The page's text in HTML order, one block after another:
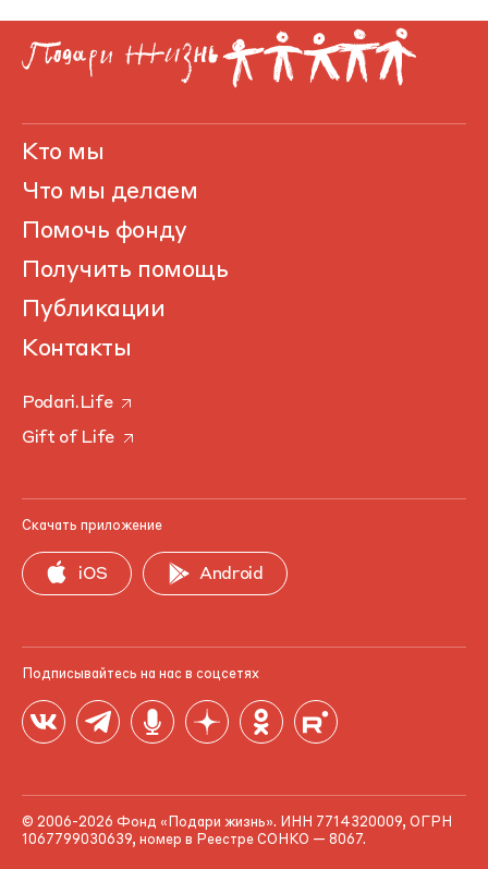
Кто мы
Что мы делаем
Помочь фонду
Получить помощь
Публикации
Контакты
Podari.Life
Gift of Life
Скачать приложение
iOS Android
Подписывайтесь на нас в соцсетях
© 2006-2026 Фонд «Подари жизнь». ИНН 7714320009, ОГРН
1067799030639, номер в Реестре СОНКО — 8067.